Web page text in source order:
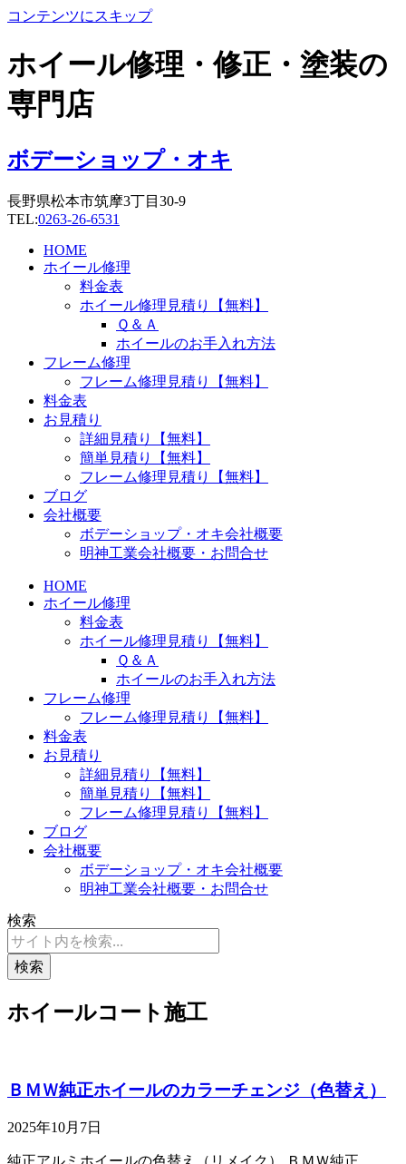
コンテンツにスキップ
ホイール修理・修正・塗装の
専門店
ボデーショップ・オキ
長野県松本市筑摩3丁目30-9
TEL:0263-26-6531
HOME
ホイール修理
料金表
ホイール修理見積り【無料】
Ｑ＆Ａ
ホイールのお手入れ方法
フレーム修理
フレーム修理見積り【無料】
料金表
お見積り
詳細見積り【無料】
簡単見積り【無料】
フレーム修理見積り【無料】
ブログ
会社概要
ボデーショップ・オキ会社概要
明神工業会社概要・お問合せ
HOME
ホイール修理
料金表
ホイール修理見積り【無料】
Ｑ＆Ａ
ホイールのお手入れ方法
フレーム修理
フレーム修理見積り【無料】
料金表
お見積り
詳細見積り【無料】
簡単見積り【無料】
フレーム修理見積り【無料】
ブログ
会社概要
ボデーショップ・オキ会社概要
明神工業会社概要・お問合せ
検索
検索
ホイールコート施工
ＢＭＷ純正ホイールのカラーチェンジ（色替え）
2025年10月7日